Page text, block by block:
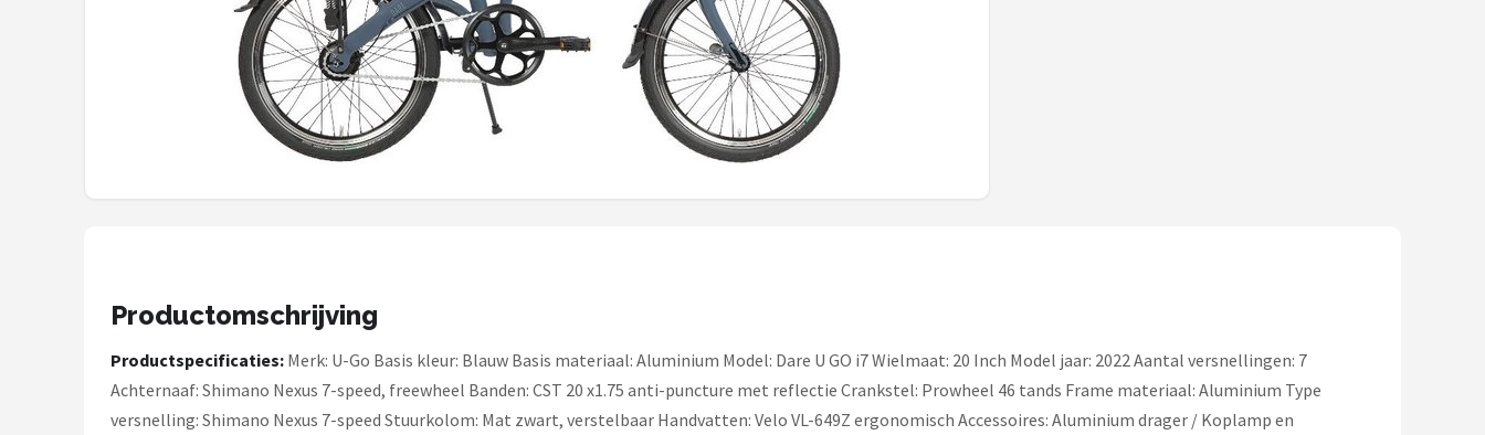
ABUS
BBB Cycling
Productomschrijving
Productspecificaties: Merk: U-Go Basis kleur: Blauw Basis materiaal: Aluminium Model: Dare U GO i7 Wielmaat: 20 Inch Model jaar: 2022 Aantal versnellingen: 7
Achternaaf: Shimano Nexus 7-speed, freewheel Banden: CST 20 x1.75 anti-puncture met reflectie Crankstel: Prowheel 46 tands Frame materiaal: Aluminium Type
versnelling: Shimano Nexus 7-speed Stuurkolom: Mat zwart, verstelbaar Handvatten: Velo VL-649Z ergonomisch Accessoires: Aluminium drager / Koplamp en